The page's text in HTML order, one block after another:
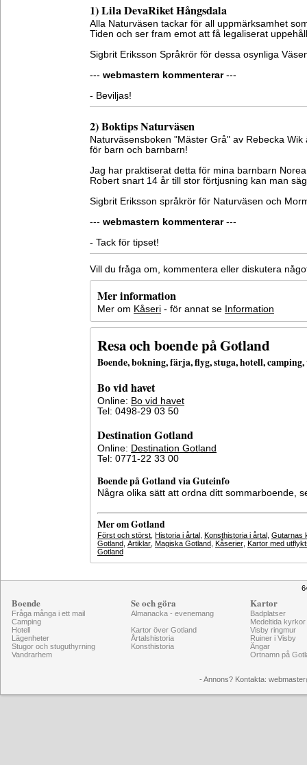
1) Lila DevaRiket Hångsdala
Alla Naturväsen tackar för all uppmärksamhet
Tiden och ser fram emot att få legaliserat
Sigbrit Eriksson Språkrör för dessa osynliga
--- webmastern kommenterar---
- Beviljas!
2) Boktips Naturväsen
Naturväsensboken "Mäster Grå" av Rebecka
för barn och barnbarn!
Jag har praktiserat detta för mina barnbarn
Robert snart 14 år till stor förtjusning kan man
Sigbrit Eriksson språkrör för Naturväsen och
--- webmastern kommenterar---
- Tack för tipset!
Vill du fråga om, kommentera eller diskutera
Mer information
Mer om Kåseri - för annat se Information
Resa och boende på Gotland
Boende, bokning, färja, flyg, stuga, hotell,
Bo vid havet
Online: Bo vid havet
Tel: 0498-29 03 50
Destination Gotland
Online: Destination Gotland
Tel: 0771-22 33 00
Boende på Gotland via Guteinfo
Några olika sätt att ordna ditt sommarboende,
Mer om Gotland
Först och störst Historia i årtal Konsthistoria i årtal Gutarnas
Gotland Artiklar Magiska Gotland Kåserier Kartor med
Gotland
Boende
Fråga många i ett mail
Camping
Hotell
Lägenheter
Stugor och stuguthyrning
Vandrarhem
Se och göra
Almanacka - evenemang
Kartor över Gotland
Årtalshistoria
Konsthistoria
Kartor
Badplatser
Medeltida kyrkor
Visby ringmur
Ruiner i Visby
Ängar
Ortnamn på
- Annons? Kontakta: